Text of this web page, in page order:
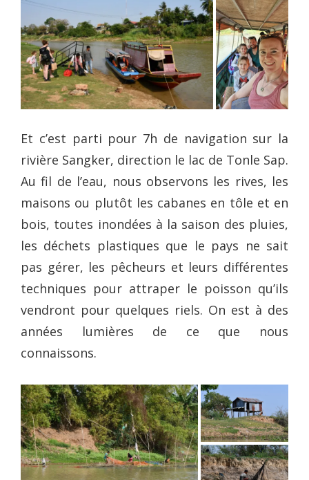
Et c’est parti pour 7h de navigation sur la
rivière Sangker, direction le lac de Tonle Sap.
Au fil de l’eau, nous observons les rives, les
maisons ou plutôt les cabanes en tôle et en
bois, toutes inondées à la saison des pluies,
les déchets plastiques que le pays ne sait
pas gérer, les pêcheurs et leurs différentes
techniques pour attraper le poisson qu’ils
vendront pour quelques riels. On est à des
années lumières de ce que nous
connaissons.